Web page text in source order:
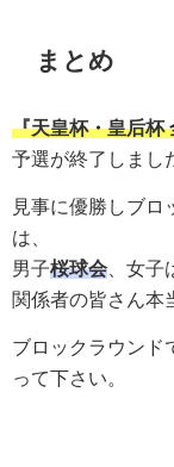
まとめ
『天皇杯・皇后杯
予選が終了しまし
見事に優勝しブロ
は、
男子桜球会 、女子
関係者の皆さん本
ブロックラウンド
って下さい。